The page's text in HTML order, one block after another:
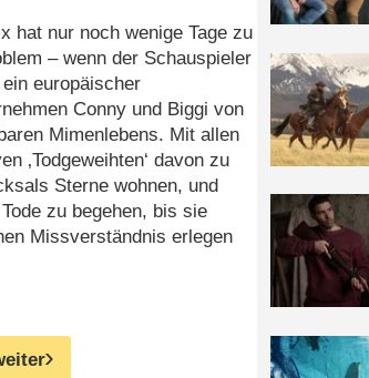
hat nur noch wenige Tage zu
– wenn der Schauspieler
europäischer
Conny und Biggi von
Mimenlebens. Mit allen
‚Todgeweihten‘ davon zu
Sterne wohnen, und
zu begehen, bis sie
Missverständnis erlegen